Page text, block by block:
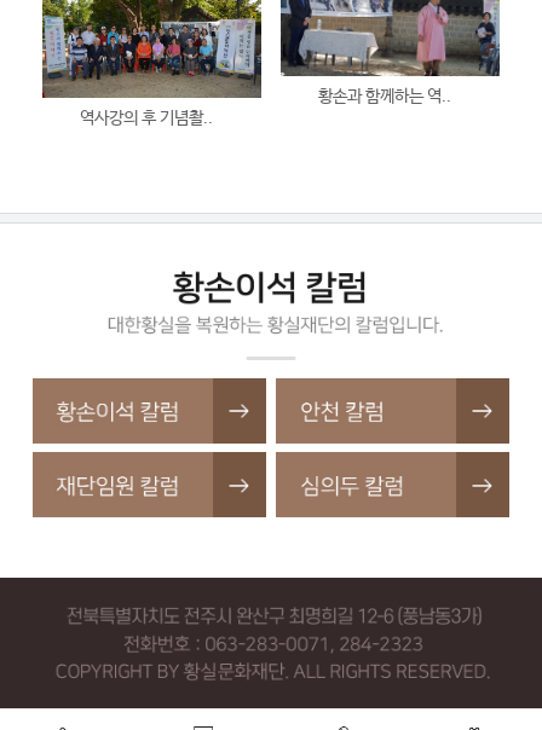
역사강의 후 기념촬..
황손과 함께하는 역..